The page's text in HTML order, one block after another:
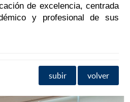
de excelencia, centrada
y profesional de sus
subir volver